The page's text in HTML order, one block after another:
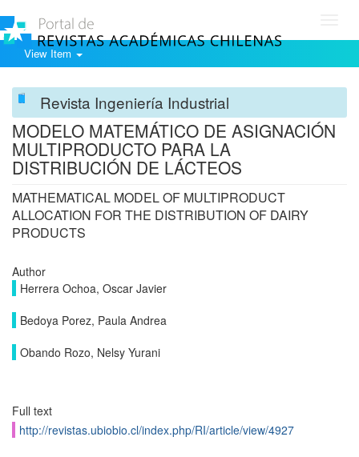
View Item
Revista Ingeniería Industrial
MODELO MATEMÁTICO DE ASIGNACIÓN
MULTIPRODUCTO PARA LA
DISTRIBUCIÓN DE LÁCTEOS
MATHEMATICAL MODEL OF MULTIPRODUCT
ALLOCATION FOR THE DISTRIBUTION OF DAIRY
PRODUCTS
Author
Herrera Ochoa, Oscar Javier
Bedoya Porez, Paula Andrea
Obando Rozo, Nelsy Yurani
Full text
http://revistas.ubiobio.cl/index.php/RI/article/view/4927